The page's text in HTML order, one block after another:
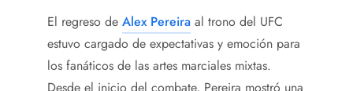
El regreso de Alex Pereira al trono del UFC
estuvo cargado de expectativas y emoción para
los fanáticos de las artes marciales mixtas.